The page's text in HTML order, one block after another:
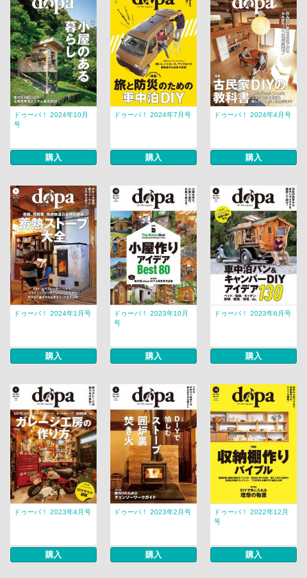
ドゥーパ！ 2024年10月
号
購入
ドゥーパ！ 2024年7月号
購入
ドゥーパ！ 2024年4月号
購入
ドゥーパ！ 2024年1月号
購入
ドゥーパ！ 2023年10月
号
購入
ドゥーパ！ 2023年6月号
購入
ドゥーパ！ 2023年4月号
購入
ドゥーパ！ 2023年2月号
購入
ドゥーパ！ 2022年12月
号
購入